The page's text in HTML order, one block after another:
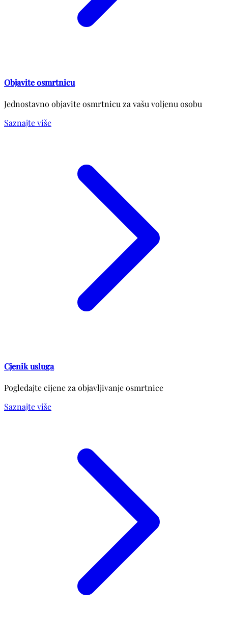
Objavite osmrtnicu
Jednostavno objavite osmrtnicu za vašu voljenu osobu
Saznajte više
Cjenik usluga
Pogledajte cijene za objavljivanje osmrtnice
Saznajte više